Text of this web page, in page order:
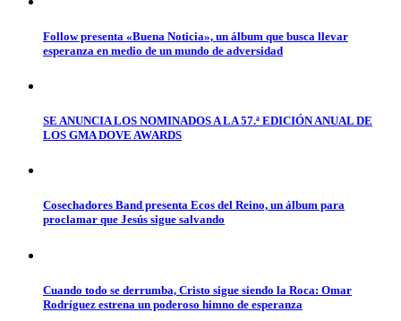
Follow presenta «Buena Noticia», un álbum que busca llevar
esperanza en medio de un mundo de adversidad
SE ANUNCIA LOS NOMINADOS A LA 57.ª EDICIÓN ANUAL DE
LOS GMA DOVE AWARDS
Cosechadores Band presenta Ecos del Reino, un álbum para
proclamar que Jesús sigue salvando
Cuando todo se derrumba, Cristo sigue siendo la Roca: Omar
Rodríguez estrena un poderoso himno de esperanza